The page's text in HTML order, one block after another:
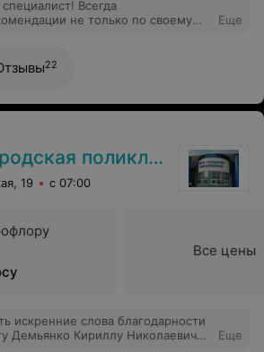
Всегда
не только по своему
с большой буквы!!!
Еще
22
поликлиника г. Минска
19 с 07:00
Все цены
искренние слова благодарности
Демьянко Кириллу Николаевичу.
Еще